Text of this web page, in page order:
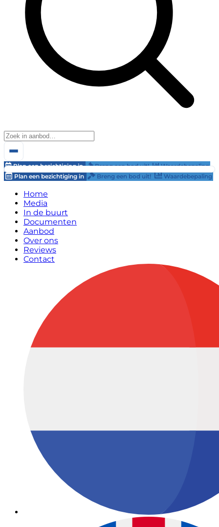
Plan een bezichtiging in Breng een bod uit!
Waardebepaling
Plan een bezichtiging in
Breng een bod uit! Waardebepaling
Home
Media
In de buurt
Documenten
Aanbod
Over ons
Reviews
Contact